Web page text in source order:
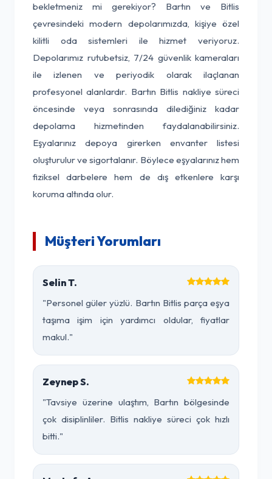
bekletmeniz mi gerekiyor? Bartın ve Bitlis
çevresindeki modern depolarımızda, kişiye özel
kilitli oda sistemleri ile hizmet veriyoruz.
Depolarımız rutubetsiz, 7/24 güvenlik kameraları
ile izlenen ve periyodik olarak ilaçlanan
profesyonel alanlardır. Bartın Bitlis nakliye süreci
öncesinde veya sonrasında dilediğiniz kadar
depolama hizmetinden faydalanabilirsiniz.
Eşyalarınız depoya girerken envanter listesi
oluşturulur ve sigortalanır. Böylece eşyalarınız hem
fiziksel darbelere hem de dış etkenlere karşı
koruma altında olur.
Müşteri Yorumları
Selin T.
"Personel güler yüzlü. Bartın Bitlis parça eşya
taşıma işim için yardımcı oldular, fiyatlar
makul."
Zeynep S.
"Tavsiye üzerine ulaştım, Bartın bölgesinde
çok disiplinliler. Bitlis nakliye süreci çok hızlı
bitti."